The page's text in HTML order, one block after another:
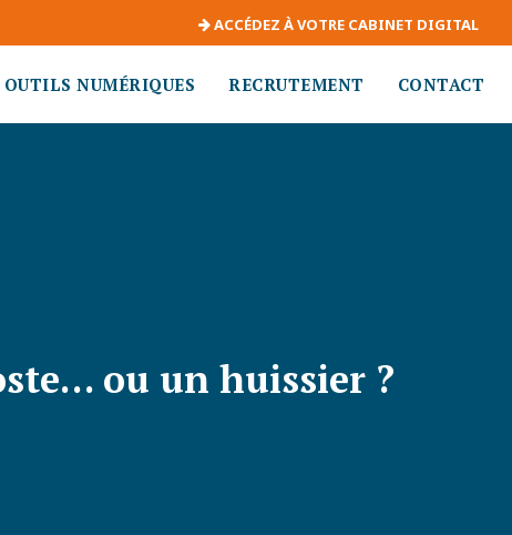
ACCÉDEZ À VOTRE CABINET DIGITAL
OUTILS NUMÉRIQUES RECRUTEMENT CONTACT
ou un huissier ?